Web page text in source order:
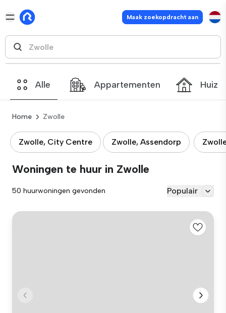
Maak zoekopdracht aan
Alle Appartementen
Home Zwolle
Zwolle, City Centre Zwolle, Assendorp
Woningen te huur in Zwolle
50 huurwoningen gevonden Populair